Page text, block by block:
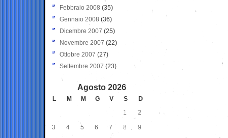
Febbraio 2008 (35)
Gennaio 2008 (36)
Dicembre 2007 (25)
Novembre 2007 (22)
Ottobre 2007 (27)
Settembre 2007 (23)
Agosto 2026
L M M G V S
D
1
2
3 4 5 6 7 8 9